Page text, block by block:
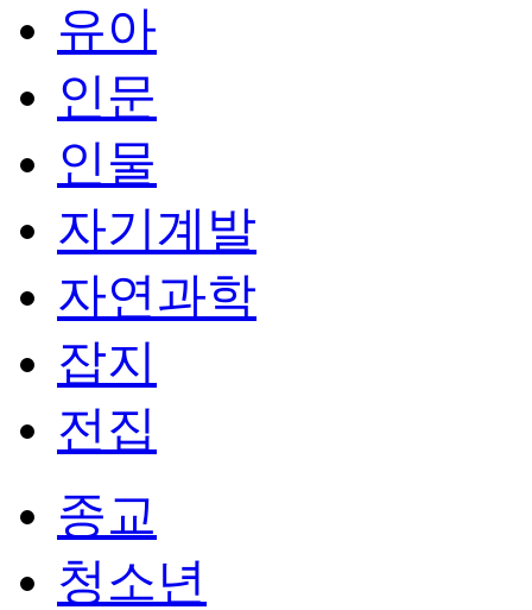
유아
인문
인물
자기계발
자연과학
잡지
전집
종교
청소년